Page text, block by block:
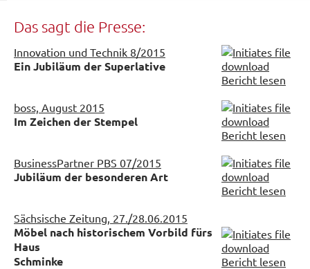
Das sagt die Presse:
Innovation und Technik 8/2015
Ein Jubiläum der Superlative
Bericht lesen
boss, August 2015
Im Zeichen der Stempel
Bericht lesen
BusinessPartner PBS 07/2015
Jubiläum der besonderen Art
Bericht lesen
Sächsische Zeitung, 27./28.06.2015
Möbel nach historischem Vorbild fürs
Haus
Schminke
Bericht lesen